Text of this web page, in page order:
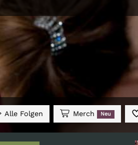
Alle Folgen Merch Neu